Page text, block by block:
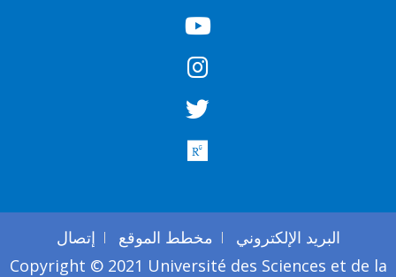
البريد الإلكتروني مخطط الموقع
إتصال
Copyright © 2021 Université des Sciences et de